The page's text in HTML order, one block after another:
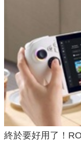
終於要好用了！